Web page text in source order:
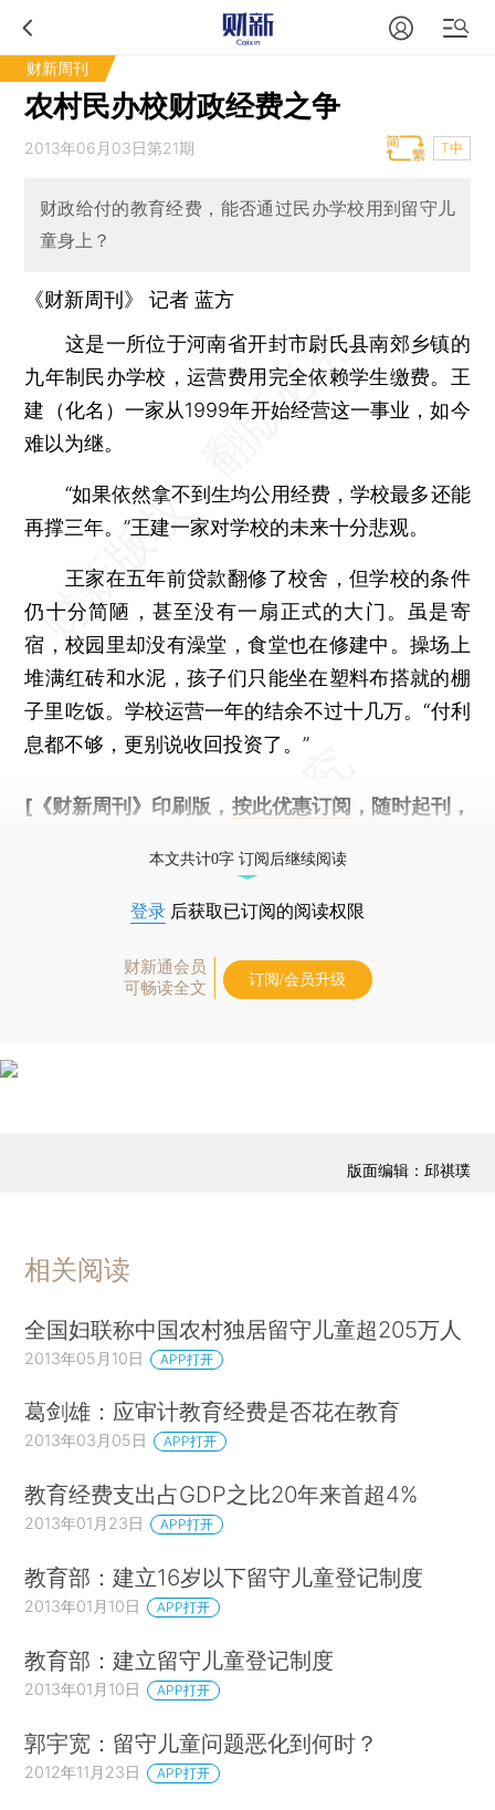
财新周刊
农村民办校财政经费之争
2013年06月03日第21期 T中
财政给付的教育经费，能否通过民办学校用到留守儿
童身上？
《财新周刊》 记者蓝方
这是一所位于河南省开封市尉氏县南郊乡镇的
九年制民办学校，运营费用完全依赖学生缴费。王
建（化名）一家从1999年开始经营这一事业，如今
难以为继。
“如果依然拿不到生均公用经费，学校最多还能
再撑三年。”王建一家对学校的未来十分悲观。
王家在五年前贷款翻修了校舍，但学校的条件
仍十分简陋，甚至没有一扇正式的大门。虽是寄
宿，校园里却没有澡堂，食堂也在修建中。操场上
堆满红砖和水泥，孩子们只能坐在塑料布搭就的棚
子里吃饭。学校运营一年的结余不过十几万。“付利
息都不够，更别说收回投资了。”
[《财新周刊》印刷版， 按此优惠订阅 ，随时起刊，
本文共计0字 订阅后继续阅读
登录 后获取已订阅的阅读权限
财新通会员
可畅读全文
订阅/会员升级
版面编辑：邱祺璞
相关阅读
全国妇联称中国农村独居留守儿童超205万人
2013年05月10日 APP打开
葛剑雄：应审计教育经费是否花在教育
2013年03月05日 APP打开
教育经费支出占GDP之比20年来首超4%
2013年01月23日 APP打开
教育部：建立16岁以下留守儿童登记制度
2013年01月10日 APP打开
教育部：建立留守儿童登记制度
2013年01月10日 APP打开
郭宇宽：留守儿童问题恶化到何时？
2012年11月23日 APP打开